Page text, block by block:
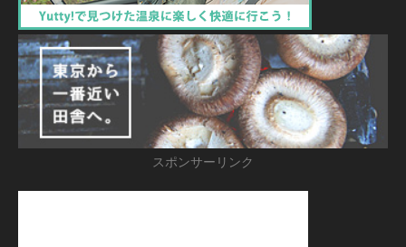
スポンサーリンク